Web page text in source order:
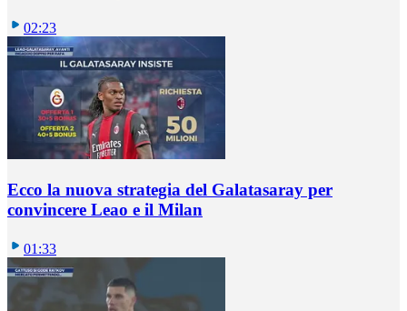
02:23
Ecco la nuova strategia del Galatasaray per
convincere Leao e il Milan
01:33